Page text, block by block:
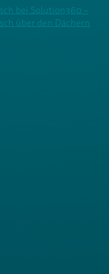
bei Solution360 –
über den Dächern